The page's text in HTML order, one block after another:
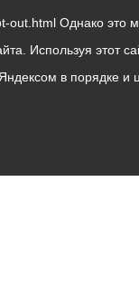
out.html Однако это
Используя этот
в порядке и